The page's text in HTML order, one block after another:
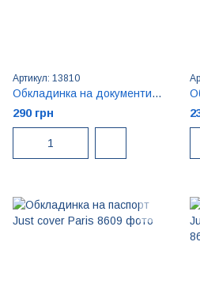
Артикул: 13810
Обкладинка на документи Just cover Єнот і лис
290 грн